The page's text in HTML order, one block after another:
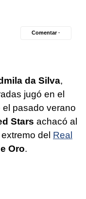
Comentar ·
da Silva,
jugó en el
el pasado verano
Stars achacó al
extremo del Real
Oro.